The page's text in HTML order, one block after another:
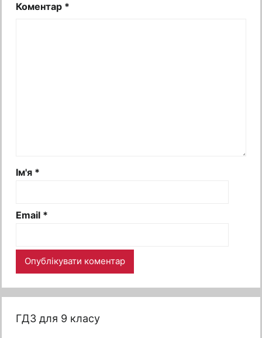
Коментар *
Ім'я *
Email *
ГДЗ для 9 класу